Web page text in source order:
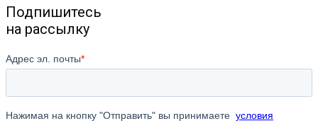
Подпишитесь
на рассылку